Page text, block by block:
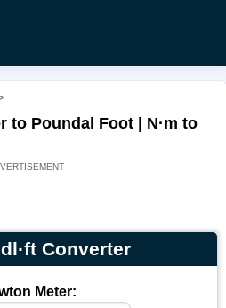
to Poundal Foot | N·m to
Converter
Meter: